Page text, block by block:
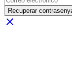
Recuperar
close